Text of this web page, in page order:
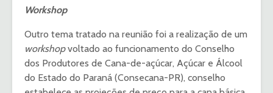
Workshop
Outro tema tratado na reunião foi a realização de um
workshopvoltado ao funcionamento do Conselho
dos Produtores de Cana-de-açúcar, Açúcar e Álcool
do Estado do Paraná (Consecana-PR), conselho